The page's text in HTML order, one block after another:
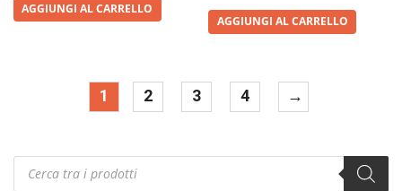
AGGIUNGI AL CARRELLO
AGGIUNGI AL CARRELLO
1 2 3 4 →
Products
search